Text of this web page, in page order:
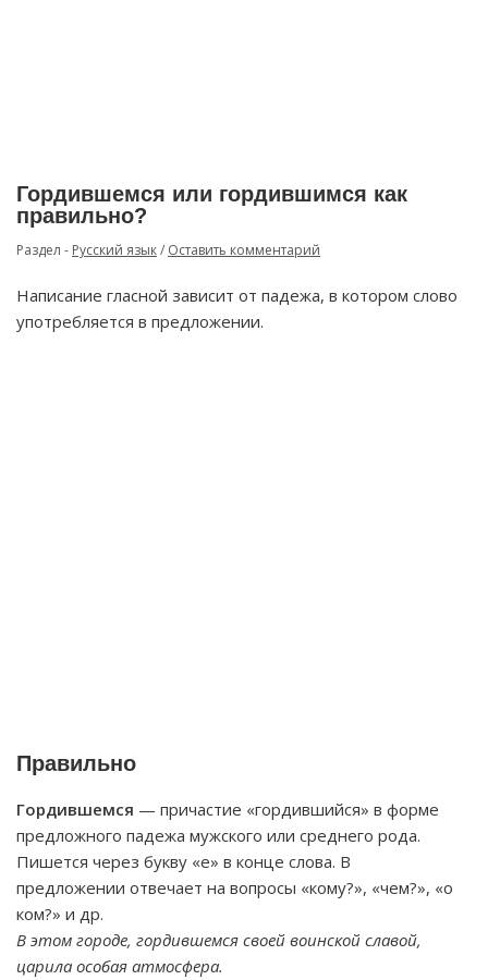
Гордившемся или гордившимся как
правильно?
Раздел - Русский язык/ Оставить комментарий
Написание гласной зависит от падежа, в котором слово
употребляется в предложении.
Правильно
Гордившемся — причастие «гордившийся» в форме
предложного падежа мужского или среднего рода.
Пишется через букву «е» в конце слова. В
предложении отвечает на вопросы «кому?», «чем?», «о
ком?» и др.
В этом городе, гордившемся своей воинской славой,
царила особая атмосфера.